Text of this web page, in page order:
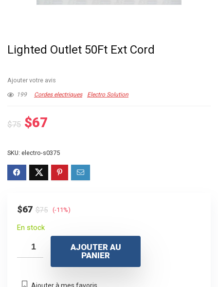
Lighted Outlet 50Ft Ext Cord
Ajouter votre avis
199 Cordes electriques Electro Solution
$75 Le
initial
était :
$75.
$67
actuel
est :
$67.
SKU: electro-s0375
$75Le
initial
était :
$75.
$67
Le
actuel
$67.
(-11%)
En stock
AJOUTER AU
PANIER